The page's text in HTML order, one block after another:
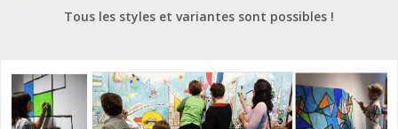
Tous les styles et variantes sont possibles !